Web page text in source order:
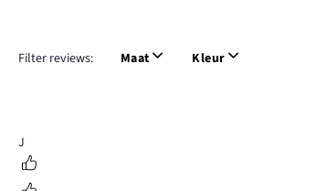
Filter reviews: Maat Kleur
5
J